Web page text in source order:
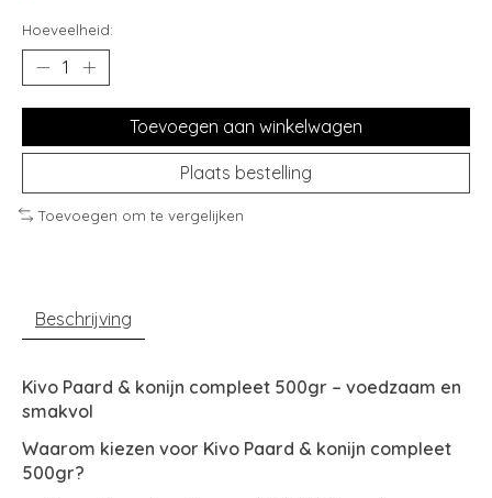
Hoeveelheid:
Toevoegen aan winkelwagen
Plaats bestelling
Toevoegen om te vergelijken
Beschrijving
Kivo Paard & konijn compleet 500gr – voedzaam en
smakvol
Waarom kiezen voor Kivo Paard & konijn compleet
500gr?